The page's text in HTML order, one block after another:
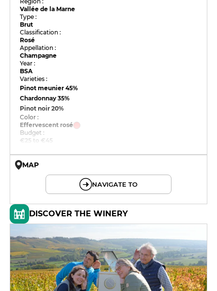
Vallée de la Marne
Type :
Brut
Classification :
Rosé
Appellation :
Champagne
Year :
BSA
Varieties :
Pinot meunier45%
Chardonnay35%
Pinot noir20%
Color :
Effervescent rosé
Budget :
€25 to €45
MAP
NAVIGATE TO
DISCOVER THE WINERY